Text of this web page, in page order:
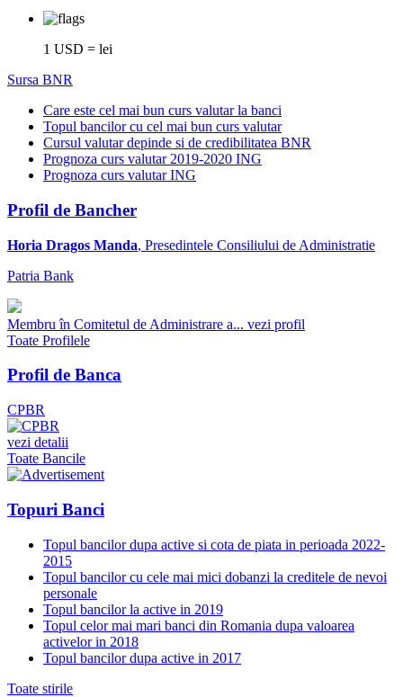
1 USD = lei
Sursa BNR
Care este cel mai bun curs valutar la banci
Topul bancilor cu cel mai bun curs valutar
Cursul valutar depinde si de credibilitatea BNR
Prognoza curs valutar 2019-2020 ING
Prognoza curs valutar ING
Profil de Bancher
Horia Dragos Manda, Presedintele Consiliului de Administratie
Patria Bank
Membru în Comitetul de Administrare a... vezi profil
Toate Profilele
Profil de Banca
CPBR
vezi detalii
Toate Bancile
Topuri Banci
Topul bancilor dupa active si cota de piata in perioada 2022-
2015
Topul bancilor cu cele mai mici dobanzi la creditele de nevoi
personale
Topul bancilor la active in 2019
Topul celor mai mari banci din Romania dupa valoarea
activelor in 2018
Topul bancilor dupa active in 2017
Toate stirile